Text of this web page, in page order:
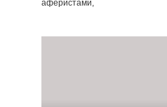
аферистами,